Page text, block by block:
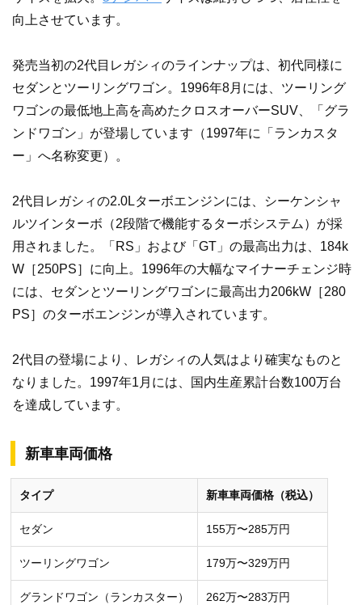
向上させています。
発売当初の2代目レガシィのラインナップは、初代同様に
セダンとツーリングワゴン。1996年8月には、ツーリング
ワゴンの最低地上高を高めたクロスオーバーSUV、「グラ
ンドワゴン」が登場しています（1997年に「ランカスタ
ー」へ名称変更）。
2代目レガシィの2.0Lターボエンジンには、シーケンシャ
ルツインターボ（2段階で機能するターボシステム）が採
用されました。「RS」および「GT」の最高出力は、184k
W［250PS］に向上。1996年の大幅なマイナーチェンジ時
には、セダンとツーリングワゴンに最高出力206kW［280
PS］のターボエンジンが導入されています。
2代目の登場により、レガシィの人気はより確実なものと
なりました。1997年1月には、国内生産累計台数100万台
を達成しています。
新車車両価格
タイプ 新車車両価格（税込）
セダン 155万〜285万円
ツーリングワゴン 179万〜329万円
グランドワゴン（ランカスター） 262万〜283万円